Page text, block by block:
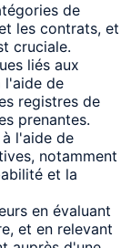
de
les contrats, et
cruciale.
liés aux
l'aide de
registres de
prenantes.
l'aide de
notamment
et la
en évaluant
et en relevant